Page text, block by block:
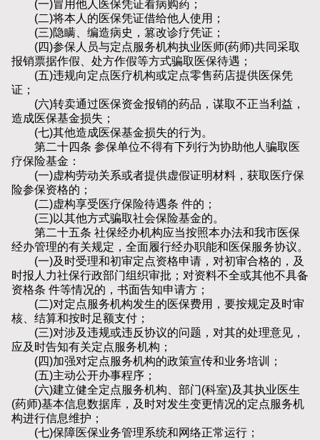
(一)冒用他人医保凭证看病购药；
(二)将本人的医保凭证借给他人使用；
(三)隐瞒、编造病史，篡改诊疗凭证；
(四)参保人员与定点服务机构执业医师(药师)共同采取
报销票据作假、处方作假等方式骗取医保待遇；
(五)违规向定点医疗机构或定点零售药店提供医保凭
证；
(六)转卖通过医保资金报销的药品，谋取不正当利益，
造成医保基金损失；
(七)其他造成医保基金损失的行为。
第二十四条 参保单位不得有下列行为协助他人骗取医
疗保险基金：
(一)虚构劳动关系或者提供虚假证明材料，获取医疗保
险参保资格的；
(二)虚构享受医疗保险待遇条 件的；
(三)以其他方式骗取社会保险基金的。
第二十五条 社保经办机构应当按照本办法和我市医保
经办管理的有关规定，全面履行经办职能和医保服务协议。
(一)及时受理和初审定点资格申请，对初审合格的，及
时报人力社保行政部门组织审批；对资料不全或其他不具备
资格条 件等情况的，书面告知申请方；
(二)对定点服务机构发生的医保费用，要按规定及时审
核、结算和按时足额支付；
(三)对涉及违规或违反协议的问题，对其的处理意见，
应及时告知有关定点服务机构；
(四)加强对定点服务机构的政策宣传和业务培训；
(五)主动公开办事程序；
(六)建立健全定点服务机构、部门(科室)及其执业医生
(药师)基本信息数据库，及时对发生变更情况的定点服务机
构进行信息维护；
(七)保障医保业务管理系统和网络正常运行；